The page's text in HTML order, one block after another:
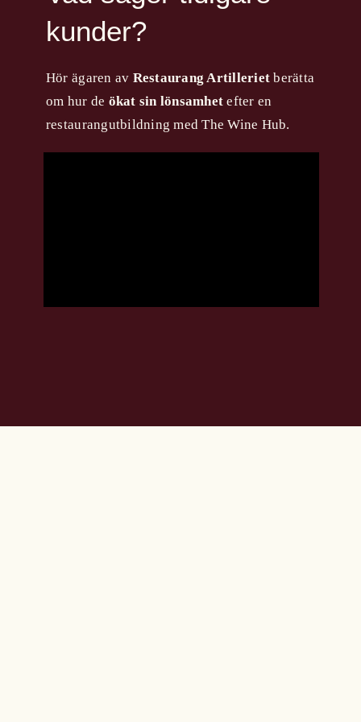
kunder?
Hör ägaren av Restaurang Artilleriet berätta
om hur de ökat sin lönsamhet efter en
restaurangutbildning med The Wine Hub.